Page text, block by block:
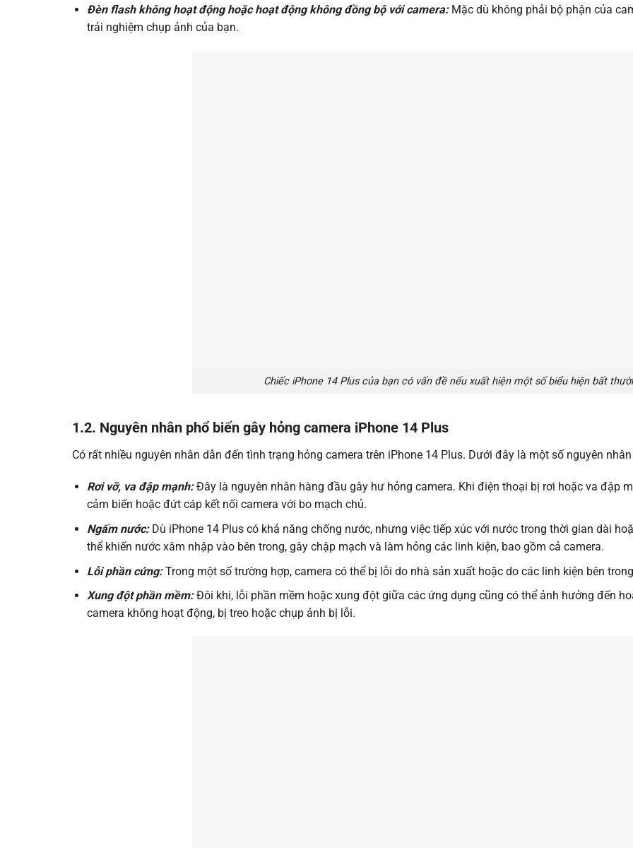
Đèn flash không hoạt động hoặc hoạt động không đồng bộ với camera: Mặc dù không phải bộ phận của
trải nghiệm chụp ảnh của bạn.
Chiếc iPhone 14 Plus của bạn có vấn đề nếu xuất hiện một số biểu hiện bất
1.2. Nguyên nhân phổ biến gây hỏng camera iPhone 14 Plus
Có rất nhiều nguyên nhân dẫn đến tình trạng hỏng camera trên iPhone 14 Plus. Dưới đây là một số nguyên
Rơi vỡ, va đập mạnh:Đây là nguyên nhân hàng đầu gây hư hỏng camera. Khi điện thoại bị rơi hoặc va đập
cảm biến hoặc đứt cáp kết nối camera với bo mạch chủ.
Ngấm nước: Dù iPhone 14 Plus có khả năng chống nước, nhưng việc tiếp xúc với nước trong thời gian dài
thể khiến nước xâm nhập vào bên trong, gây chập mạch và làm hỏng các linh kiện, bao gồm cả camera.
Lỗi phần cứng: Trong một số trường hợp, camera có thể bị lỗi do nhà sản xuất hoặc do các linh kiện bên
Xung đột phần mềm: Đôi khi, lỗi phần mềm hoặc xung đột giữa các ứng dụng cũng có thể ảnh hưởng đến
camera không hoạt động, bị treo hoặc chụp ảnh bị lỗi.